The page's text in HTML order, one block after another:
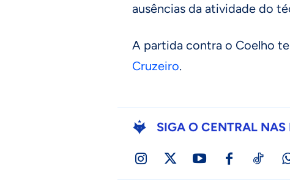
ausências da atividade do
A partida contra o Coelho
Cruzeiro.
SIGA O CENTRAL NAS